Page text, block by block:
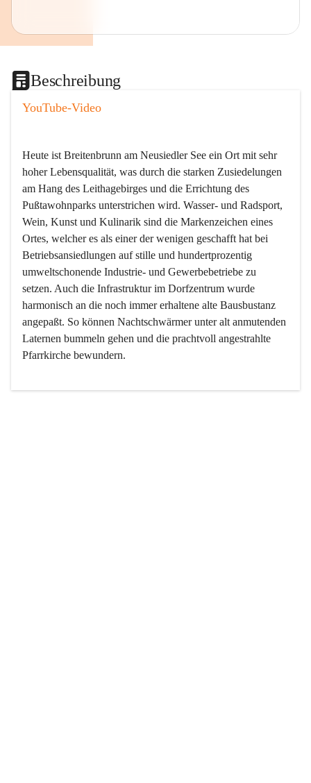
Beschreibung
YouTube-Video
Heute ist Breitenbrunn am Neusiedler See ein Ort mit sehr
hoher Lebensqualität, was durch die starken Zusiedelungen
am Hang des Leithagebirges und die Errichtung des
Pußtawohnparks unterstrichen wird. Wasser- und Radsport,
Wein, Kunst und Kulinarik sind die Markenzeichen eines
Ortes, welcher es als einer der wenigen geschafft hat bei
Betriebsansiedlungen auf stille und hundertprozentig
umweltschonende Industrie- und Gewerbebetriebe zu
setzen. Auch die Infrastruktur im Dorfzentrum wurde
harmonisch an die noch immer erhaltene alte Bausbustanz
angepaßt. So können Nachtschwärmer unter alt anmutenden
Laternen bummeln gehen und die prachtvoll angestrahlte
Pfarrkirche bewundern.
Der Weinbau dominert heute nicht mehr, ist aber integrativer